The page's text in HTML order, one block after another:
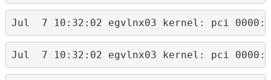
Jul  7 10:32:02 egvlnx03 kernel: pci
Jul  7 10:32:02 egvlnx03 kernel: pci